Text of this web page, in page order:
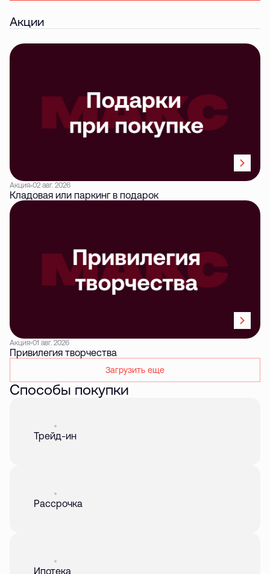
Акции
Акция 02 авг. 2026
Кладовая или паркинг в подарок
Акция 01 авг. 2026
Привилегия творчества
Загрузить еще
Способы покупки
Трейд-ин
Рассрочка
Ипотека